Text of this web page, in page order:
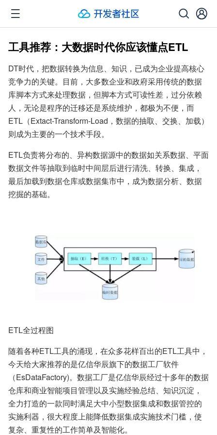
工具推荐：大数据时代你应该懂点ETL
DT时代，把数据转换为信息、知识，已成为企业提高核心
竞争力的关键。目前，大多数企业和政府采用传统的数据
库脚本方式来处理数据，但脚本方式可读性差，过分依赖
人，无论是程序的迁移还是系统维护，都极为不便，而
ETL（Extact-Transform-Load，数据的抽取、交换、加载）
则成为主要的一个技术手段。
ETL负责将分布的、异构数据源中的数据如关系数据、平面
数据文件等抽取到临时中间层后进行清洗、转换、集成，
最后加载到数据仓库或数据集市中，成为数据分析、数据
挖掘的基础。
ETL全过程图
随着各种ETL工具的涌现，在众多花样百出的ETL工具中，
今天给大家推荐的是亿信华辰旗下的数据工厂软件
（EsDataFactory)。数据工厂是亿信华辰经过十多年的数据
仓库和商业智能项目管理以及实施经验总结、知识沉淀，
全力打造的一款同时满足大中小型数据集成和数据管控的
实施利器，很大程度上能降低数据集成实施技术门槛，使
复杂、重复性的工作简单及智能化。